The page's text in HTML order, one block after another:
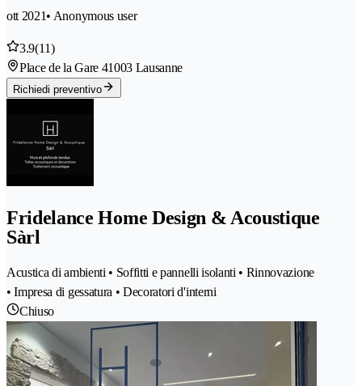
ott 2021• Anonymous user
3.9(11)
Place de la Gare 41003 Lausanne
Richiedi preventivo
Fridelance Home Design & Acoustique
Sàrl
Acustica di ambienti • Soffitti e pannelli isolanti • Rinnovazione
• Impresa di gessatura • Decoratori d'interni
Chiuso